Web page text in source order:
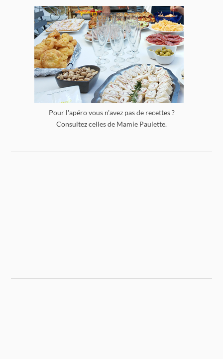
Pour l'apéro vous n'avez pas de recettes ?
Consultez celles de Mamie Paulette.